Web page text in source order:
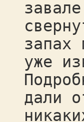
запах
уже
дали